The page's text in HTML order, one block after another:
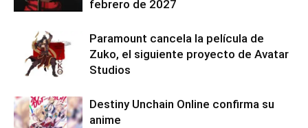
febrero de 2027
Paramount cancela la película de
Zuko, el siguiente proyecto de Avatar
Studios
Destiny Unchain Online confirma su
anime